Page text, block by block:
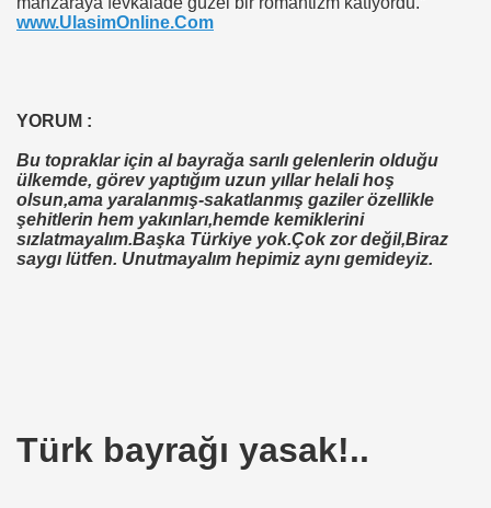
www.UlasimOnline.Com
YORUM :
Bu topraklar için al bayrağa sarılı gelenlerin olduğu
ülkemde, görev yaptığım uzun yıllar helali hoş
olsun,ama yaralanmış-sakatlanmış gaziler özellikle
şehitlerin hem yakınları,hemde kemiklerini
sızlatmayalım.Başka Türkiye yok.Çok zor değil,Biraz
saygı lütfen. Unutmayalım hepimiz aynı gemideyiz.
Türk bayrağı yasak!..
SAYAR